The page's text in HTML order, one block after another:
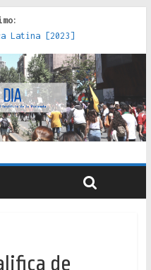
Latina [2023]
de los Estados :
[2022]
acero : hacia una teoría
[2020]
adecuada [2019]
Seguro Obrero en
[2014]
de